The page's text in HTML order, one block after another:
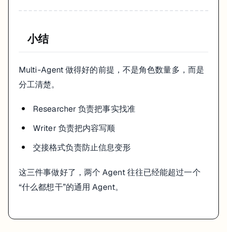
小结
Multi-Agent 做得好的前提，不是角色数量多，而是
分工清楚。
Researcher 负责把事实找准
Writer 负责把内容写顺
交接格式负责防止信息变形
这三件事做好了，两个 Agent 往往已经能超过一个
“什么都想干”的通用 Agent。